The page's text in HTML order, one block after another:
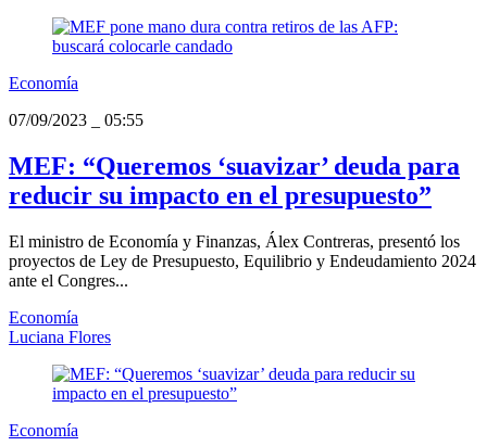
Economía
07/09/2023
05:55
MEF: “Queremos ‘suavizar’ deuda para
reducir su impacto en el presupuesto”
El ministro de Economía y Finanzas, Álex Contreras, presentó los
proyectos de Ley de Presupuesto, Equilibrio y Endeudamiento 2024
ante el Congres...
Economía
Luciana Flores
Economía